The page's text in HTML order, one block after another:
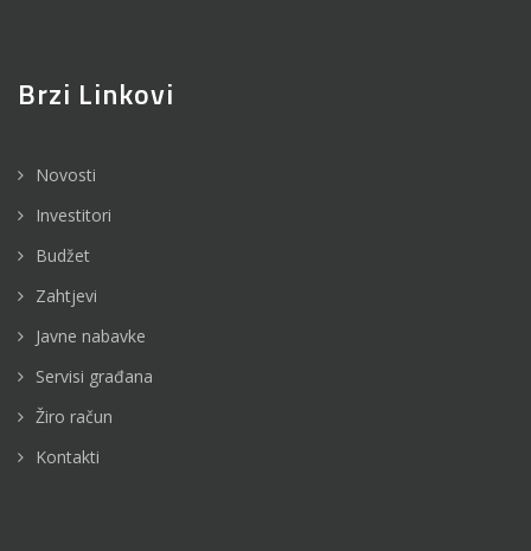
Brzi Linkovi
Novosti
Investitori
Budžet
Zahtjevi
Javne nabavke
Servisi građana
Žiro račun
Kontakti